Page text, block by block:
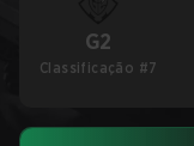
G2
Classificação #7